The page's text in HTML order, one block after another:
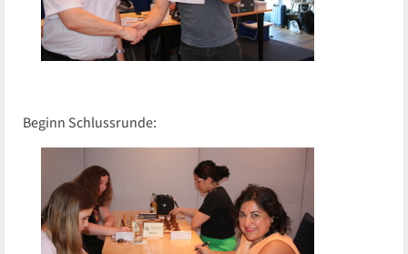
Beginn Schlussrunde: